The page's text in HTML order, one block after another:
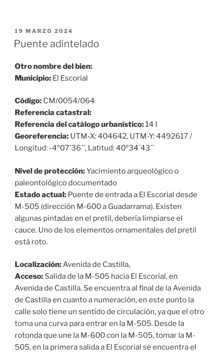
PUBLICADO
EL
19 MARZO 2024
Puente adintelado
Otro nombre del bien:
Municipio: El Escorial
Código: CM/0054/064
Referencia catastral:
Referencia del catálogo urbanístico:14 I
Georeferencia: UTM-X: 404642, UTM-Y: 4492617 /
Longitud: -4º07´36´´, Latitud: 40º34´43´´
Nivel de protección:Yacimiento arqueológico o
paleontológico documentado
Estado actual: Puente de entrada a El Escorial desde
M-505 (dirección M-600 a Guadarrama). Existen
algunas pintadas en el pretil, debería limpiarse el
cauce. Uno de los elementos ornamentales del pretil
está roto.
Localización:Avenida de Castilla,
Acceso: Salida de la M-505 hacia El Escorial, en
Avenida de Castilla. Se encuentra al final de la Avenida
de Castilla en cuanto a numeración, en este punto la
calle solo tiene un sentido de circulación, ya que el otro
toma una curva para entrar en la M-505. Desde la
rotonda que une la M-600 con la M-505, tomar la M-
505, en la primera salida a El Escorial se encuentra el